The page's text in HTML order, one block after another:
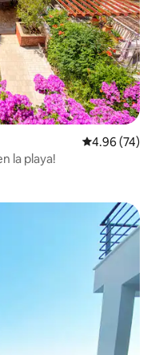
Calificación
4.96 (74)
la playa!